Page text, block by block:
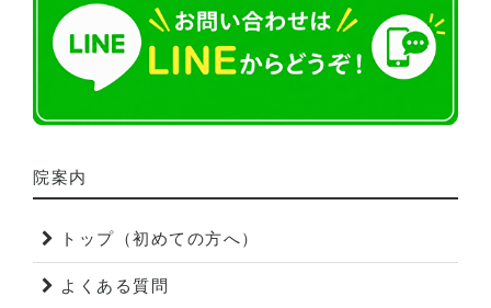
院案内
トップ（初めての方へ）
よくある質問